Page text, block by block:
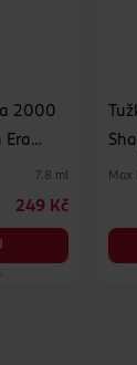
2000
Era
7.8 ml
249 Kč
Max